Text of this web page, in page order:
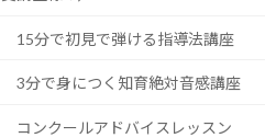
15分で初見で弾ける指導法講座
3分で身につく知育絶対音感講座
コンクールアドバイスレッスン